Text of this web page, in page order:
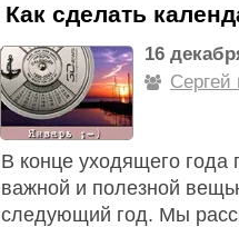
Как сделать
16
Сергей
В конце уходящего года
важной и полезной
следующий год. Мы